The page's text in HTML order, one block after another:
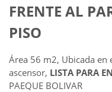
FRENTE AL
PISO
Área 56 m2, Ubicada en
ascensor, LISTA PARA
PAEQUE BOLIVAR